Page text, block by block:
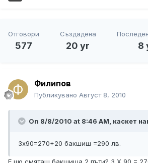
Отговори
577
Създадена
20 yr 8
Филипов
Публикувано Август 8, 2010
On 8/8/2010 at 8:46 AM, каскет
3х90=270+20 бакшиш =290 лв.